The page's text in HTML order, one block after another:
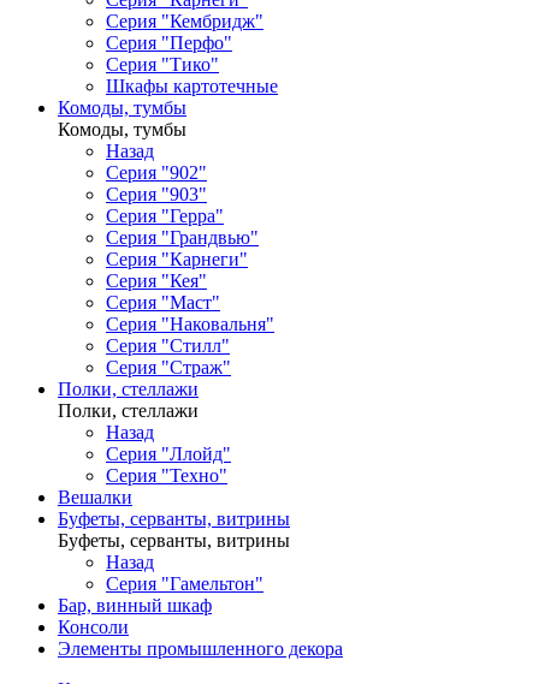
Серия "Кембридж"
Серия "Перфо"
Серия "Тико"
Шкафы картотечные
Комоды, тумбы
Комоды, тумбы
Назад
Серия "902"
Серия "903"
Серия "Герра"
Серия "Грандвью"
Серия "Карнеги"
Серия "Кея"
Серия "Маст"
Серия "Наковальня"
Серия "Стилл"
Серия "Страж"
Полки, стеллажи
Полки, стеллажи
Назад
Серия "Ллойд"
Серия "Техно"
Вешалки
Буфеты, серванты, витрины
Буфеты, серванты, витрины
Назад
Серия "Гамельтон"
Бар, винный шкаф
Консоли
Элементы промышленного декора